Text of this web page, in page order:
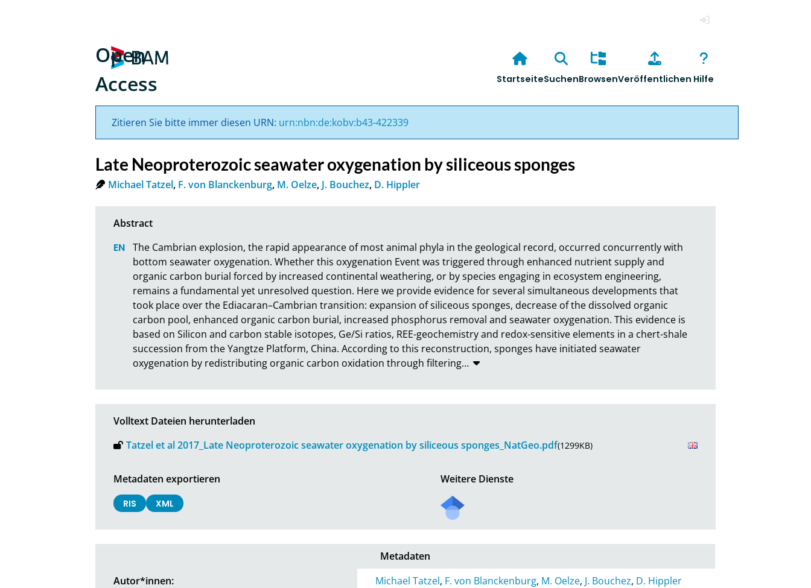
Open
Access
StartseiteSuchenBrowsenVeröffentlichen Hilfe
Zitieren Sie bitte immer diesen URN: urn:nbn:de:kobv:b43-422339
Late Neoproterozoic seawater oxygenation by siliceous sponges
Michael Tatzel, F. von Blanckenburg, M. Oelze, J. Bouchez, D. Hippler
The Cambrian explosion, the rapid appearance of most animal phyla in the geological record, occurred concurrently with
bottom seawater oxygenation. Whether this oxygenation Event was triggered through enhanced nutrient supply and
organic carbon burial forced by increased continental weathering, or by species engaging in ecosystem engineering,
remains a fundamental yet unresolved question. Here we provide evidence for several simultaneous developments that
took place over the Ediacaran–Cambrian transition: expansion of siliceous sponges, decrease of the dissolved organic
carbon pool, enhanced organic carbon burial, increased phosphorus removal and seawater oxygenation. This evidence is
based on Silicon and carbon stable isotopes, Ge/Si ratios, REE-geochemistry and redox-sensitive elements in a chert-shale
succession from the Yangtze Platform, China. According to this reconstruction, sponges have initiated seawater
oxygenation by redistributing organic carbon oxidation through filtering…
Volltext Dateien herunterladen
Tatzel et al 2017_Late Neoproterozoic seawater oxygenation by siliceous sponges_NatGeo.pdf(1299KB)
Metadaten exportieren
RIS XML
Weitere Dienste
Metadaten
Autor*innen:
Michael Tatzel, F. von Blanckenburg, M. Oelze, J. Bouchez, D. Hippler